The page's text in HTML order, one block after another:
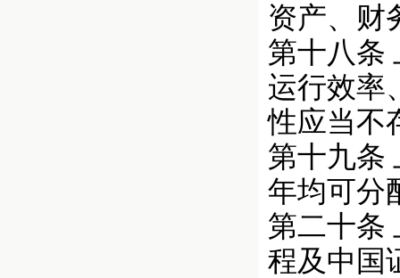
资产、财
第十八条
运行效率
性应当不
第十九条
年均可分
第二十条
程及中国